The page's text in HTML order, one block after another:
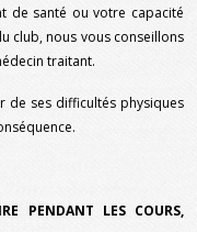
de santé ou votre capacité
club, nous vous conseillons
traitant.
de ses difficultés physiques
PENDANT LES COURS,